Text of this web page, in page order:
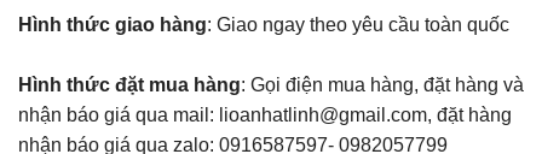
Hình thức giao hàng: Giao ngay theo yêu cầu toàn quốc
Hình thức đặt mua hàng: Gọi điện mua hàng, đặt hàng và
nhận báo giá qua mail: lioanhatlinh@gmail.com, đặt hàng
nhận báo giá qua zalo: 0916587597- 0982057799